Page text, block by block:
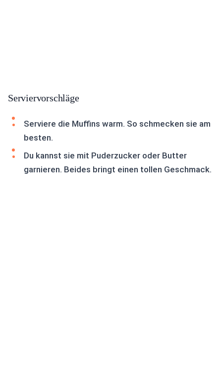
Serviervorschläge
Serviere die Muffins warm. So schmecken sie am
besten.
Du kannst sie mit Puderzucker oder Butter
garnieren. Beides bringt einen tollen Geschmack.